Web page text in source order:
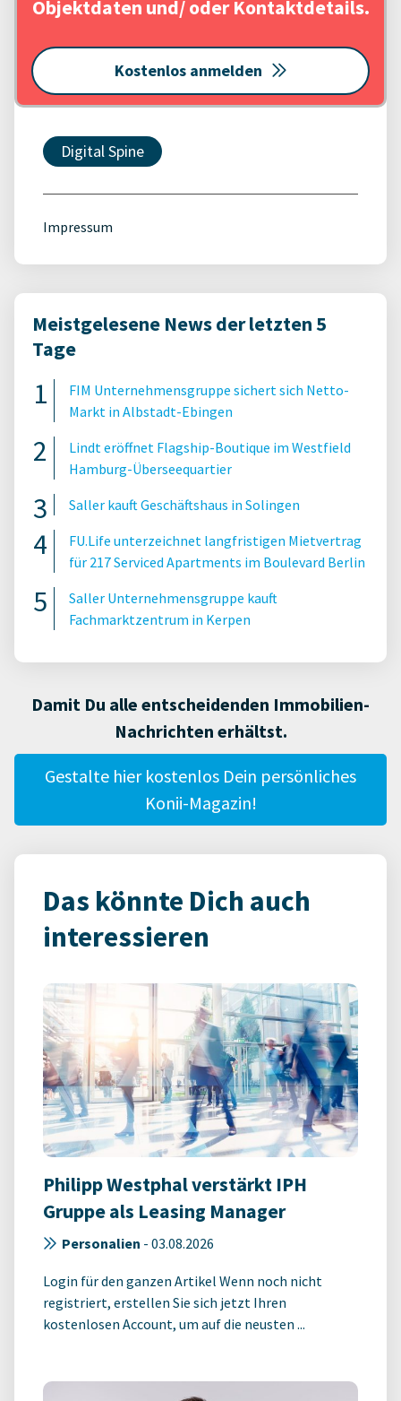
Objektdaten und/ oder Kontaktdetails.
Kostenlos anmelden
Digital Spine
Impressum
Meistgelesene News der letzten 5
Tage
FIM Unternehmensgruppe sichert sich Netto-
Markt in Albstadt-Ebingen
Lindt eröffnet Flagship-Boutique im Westfield
Hamburg-Überseequartier
Saller kauft Geschäftshaus in Solingen
FU.Life unterzeichnet langfristigen Mietvertrag
für 217 Serviced Apartments im Boulevard Berlin
Saller Unternehmensgruppe kauft
Fachmarktzentrum in Kerpen
Damit Du alle entscheidenden Immobilien-
Nachrichten erhältst.
Gestalte hier kostenlos Dein persönliches
Konii-Magazin!
Das könnte Dich auch
interessieren
Philipp Westphal verstärkt IPH
Gruppe als Leasing Manager
Personalien - 03.08.2026
Login für den ganzen Artikel Wenn noch nicht
registriert, erstellen Sie sich jetzt Ihren
kostenlosen Account, um auf die neusten ...